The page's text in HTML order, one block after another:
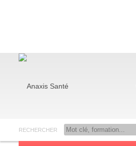
RECHERCHER